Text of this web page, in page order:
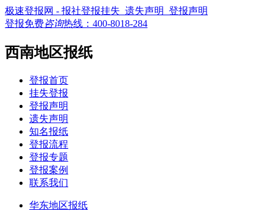
极速登报网 - 报社登报挂失_遗失声明_登报声明
登报免费咨询热线： 400-8018-284
西南地区报纸
登报首页
挂失登报
登报声明
遗失声明
知名报纸
登报流程
登报专题
登报案例
联系我们
华东地区报纸